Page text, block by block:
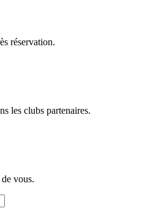
réservation.
les clubs partenaires.
vous.